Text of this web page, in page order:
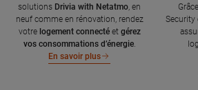
solutions Drivia with Netatmo , en
neuf comme en rénovation, rendez
votre logement connecté et gérez
vos consommations d’énergie.
En savoir plus
Security